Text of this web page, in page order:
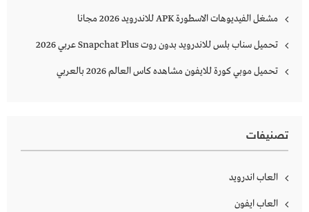
مشغل الفيديوهات الاسطورة APK للاندرويد 2026 مجانا
تحميل سناب بلس للاندرويد بدون روت Snapchat Plus‏ عربي 2026
تحميل موبي كورة للايفون مشاهده كاس العالم 2026 بالعربي
تصنيفات
العاب اندرويد
العاب ايفون